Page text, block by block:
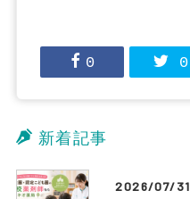
0 0
新着記事
2026/07/31